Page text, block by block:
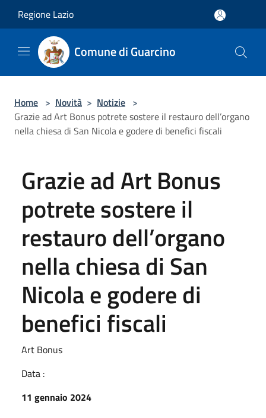
Regione Lazio
Comune di Guarcino
Home > Novità > Notizie >
Grazie ad Art Bonus potrete sostere il restauro dell’organo
nella chiesa di San Nicola e godere di benefici fiscali
Grazie ad Art Bonus
potrete sostere il
restauro dell’organo
nella chiesa di San
Nicola e godere di
benefici fiscali
Art Bonus
Data :
11 gennaio 2024